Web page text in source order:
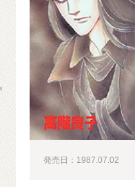
発売日：1987.07.02